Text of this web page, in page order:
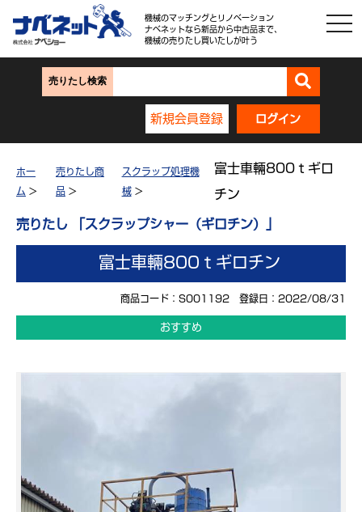
機械のマッチングとリノベーション
ナベネットなら新品から中古品まで、
機械の売りたし買いたしが叶う
売りたし検索
新規会員登録 ログイン
ホー
ム >
売りたし商
品>
スクラップ処理機
械>
富士車輛800ｔギロ
チン
売りたし 「スクラップシャー（ギロチン）」
富士車輛800ｔギロチン
商品コード：S001192 登録日：2022/08/31
おすすめ